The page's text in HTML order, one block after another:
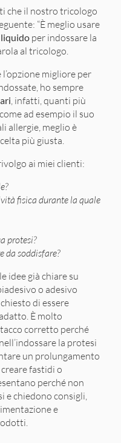
che il nostro tricologo
“È meglio usare
per indossare la
al tricologo.
migliore per
ho sempre
, infatti, quanti più
ad esempio il suo
allergie, meglio è
più giusta.
ai miei clienti:
fisica durante la quale
protesi?
da soddisfare?
idee già chiare su
o adesivo
di essere
È molto
corretto perché
la protesi
un prolungamento
fastidi o
perché non
e chiedono consigli,
e